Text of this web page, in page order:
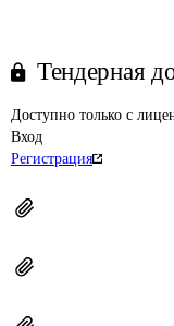
Тендерная
Доступно только с
Вход
Регистрация